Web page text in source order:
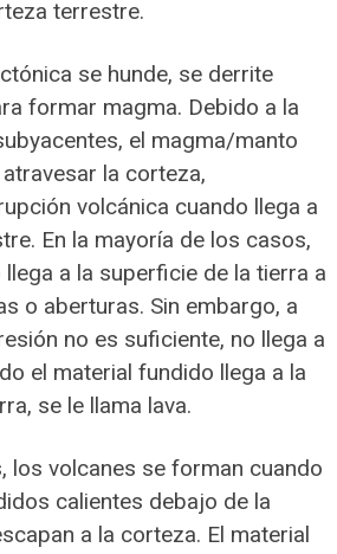
terrestre.
se hunde, se derrite
formar magma. Debido a la
el magma/manto
la corteza,
volcánica cuando llega a
En la mayoría de los casos,
a la superficie de la tierra a
o aberturas. Sin embargo, a
no es suficiente, no llega a
el material fundido llega a la
se le llama lava.
los volcanes se forman cuando
calientes debajo de la
a la corteza. El material